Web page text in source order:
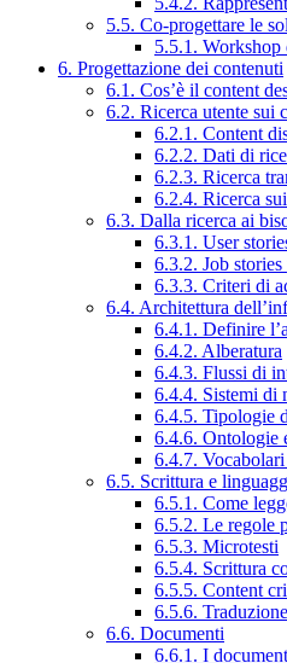
5.5. Co-progettare le
5.5.1. Workshop
6. Progettazione dei contenuti
6.1. Cos’è il content
6.2. Ricerca utente sui
6.2.1. Content
6.2.2. Dati di
6.2.3. Ricerca
6.2.4. Ricerca
6.3. Dalla ricerca ai
6.3.1. User
6.3.2. Job
6.3.3. Criteri di
6.4. Architettura
6.4.1. Definire
6.4.2. Alberatura
6.4.3. Flussi di
6.4.4. Sistemi di
6.4.5. Tipologie
6.4.6. Ontologie
6.4.7.
6.5. Scrittura e
6.5.1. Come
6.5.2. Le regole
6.5.3. Microtesti
6.5.4. Scrittura
6.5.5. Content
6.5.6.
6.6. Documenti
6.6.1. I